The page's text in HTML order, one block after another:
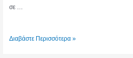
σε …
ΑΓΓΕΛΙΚΗ
Διαβάστε Περισσότερα »